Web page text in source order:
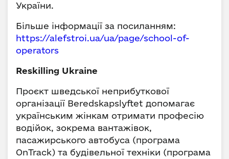
України.
Більше інформації за посиланням:
https://alefstroi.ua/ua/page/school-of-
operators
Reskilling Ukraine
Проєкт шведської неприбуткової
організації Beredskapslyftet допомагає
українським жінкам отримати професію
водійок, зокрема вантажівок,
пасажирського автобуса (програма
OnTrack) та будівельної техніки (програма